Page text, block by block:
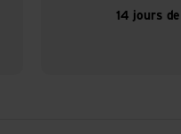
14 jours